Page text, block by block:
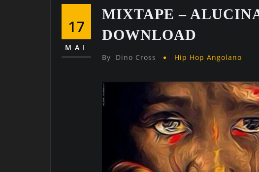
17
MAI
MIXTAPE –
DOWNLOAD
By Dino Cross Hip Hop Angolano